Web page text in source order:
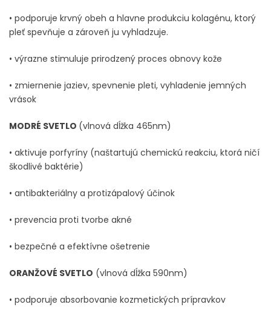
• podporuje krvný obeh a hlavne produkciu kolagénu, ktorý
pleť spevňuje a zároveň ju vyhladzuje.
• výrazne stimuluje prirodzený proces obnovy kože
• zmiernenie jaziev, spevnenie pleti, vyhladenie jemných
vrások
MODRÉ SVETLO (vlnová dĺžka 465nm)
• aktivuje porfyríny (naštartujú chemickú reakciu, ktorá ničí
škodlivé baktérie)
• antibakteriálny a protizápalový účinok
• prevencia proti tvorbe akné
• bezpečné a efektívne ošetrenie
ORANŽOVÉ SVETLO (vlnová dĺžka 590nm)
• podporuje absorbovanie kozmetických prípravkov